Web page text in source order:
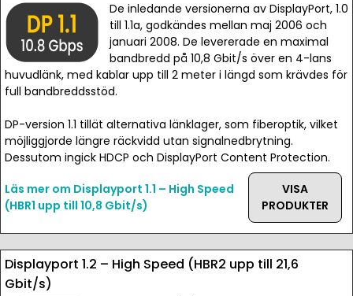
De inledande versionerna av DisplayPort, 1.0
till 1.1a, godkändes mellan maj 2006 och
januari 2008. De levererade en maximal
bandbredd på 10,8 Gbit/s över en 4-lans
huvudlänk, med kablar upp till 2 meter i längd som krävdes för
full bandbreddsstöd.
DP-version 1.1 tillät alternativa länklager, som fiberoptik, vilket
möjliggjorde längre räckvidd utan signalnedbrytning.
Dessutom ingick HDCP och DisplayPort Content Protection.
Läs mer om Displayport 1.1 – High Speed
(HBR1 upp till 10,8 Gbit/s)
VISA
PRODUKTER
Displayport 1.2 – High Speed (HBR2 upp till 21,6
Gbit/s)